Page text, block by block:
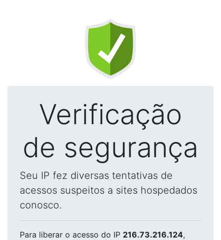
Verificação
de segurança
Seu IP fez diversas tentativas de
acessos suspeitos a sites hospedados
conosco.
Para liberar o acesso do IP 216.73.216.124,